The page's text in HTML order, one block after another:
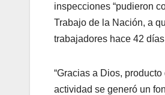
inspecciones “pudieron
Trabajo de la Nación, a
trabajadores hace 42
“Gracias a Dios,
actividad se generó un